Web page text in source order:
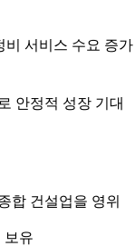
비 서비스 수요 증가
안정적 성장 기대
합 건설업을 영위
보유